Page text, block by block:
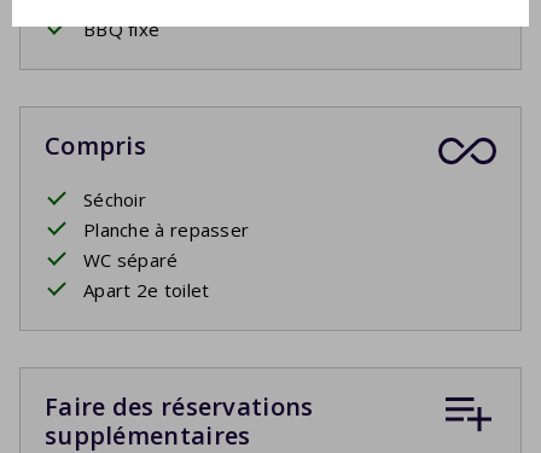
BBQ fixe
Compris
Séchoir
Planche à repasser
WC séparé
Apart 2e toilet
Faire des réservations
supplémentaires